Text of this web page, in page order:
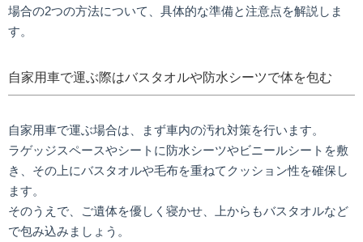
場合の2つの方法について、具体的な準備と注意点を解説しま
す。
自家用車で運ぶ際はバスタオルや防水シーツで体を包む
自家用車で運ぶ場合は、まず車内の汚れ対策を行います。
ラゲッジスペースやシートに防水シーツやビニールシートを敷
き、その上にバスタオルや毛布を重ねてクッション性を確保し
ます。
そのうえで、ご遺体を優しく寝かせ、上からもバスタオルなど
で包み込みましょう。